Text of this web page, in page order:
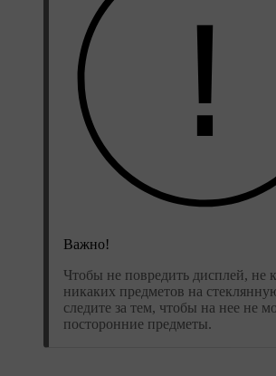
Важно!
Чтобы не повредить дисплей, не
никаких предметов на
следите за тем, чтобы на нее не
посторонние предметы.